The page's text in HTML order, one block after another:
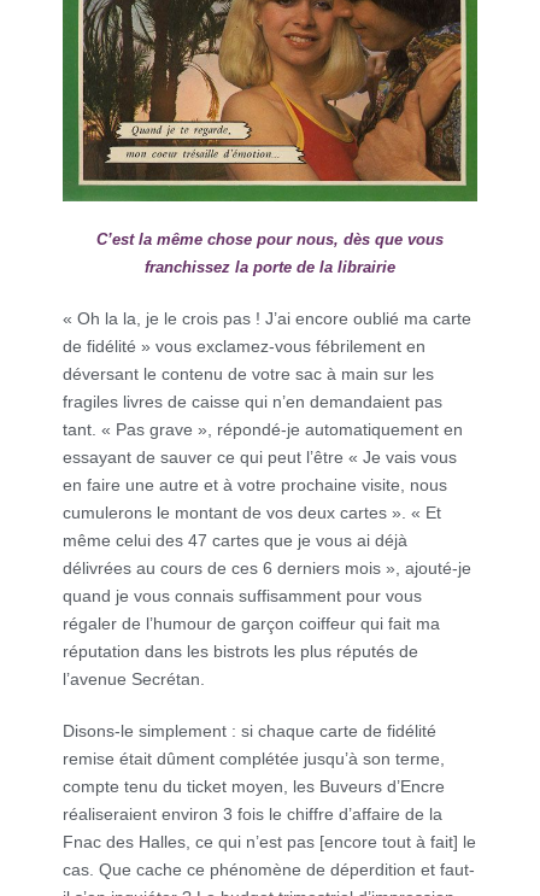
C’est la même chose pour nous, dès que vous
franchissez la porte de la librairie
« Oh la la, je le crois pas ! J’ai encore oublié ma carte
de fidélité » vous exclamez-vous fébrilement en
déversant le contenu de votre sac à main sur les
fragiles livres de caisse qui n’en demandaient pas
tant. « Pas grave », répondé-je automatiquement en
essayant de sauver ce qui peut l’être « Je vais vous
en faire une autre et à votre prochaine visite, nous
cumulerons le montant de vos deux cartes ». « Et
même celui des 47 cartes que je vous ai déjà
délivrées au cours de ces 6 derniers mois », ajouté-je
quand je vous connais suffisamment pour vous
régaler de l’humour de garçon coiffeur qui fait ma
réputation dans les bistrots les plus réputés de
l’avenue Secrétan.
Disons-le simplement : si chaque carte de fidélité
remise était dûment complétée jusqu’à son terme,
compte tenu du ticket moyen, les Buveurs d’Encre
réaliseraient environ 3 fois le chiffre d’affaire de la
Fnac des Halles, ce qui n’est pas [encore tout à fait] le
cas. Que cache ce phénomène de déperdition et faut-